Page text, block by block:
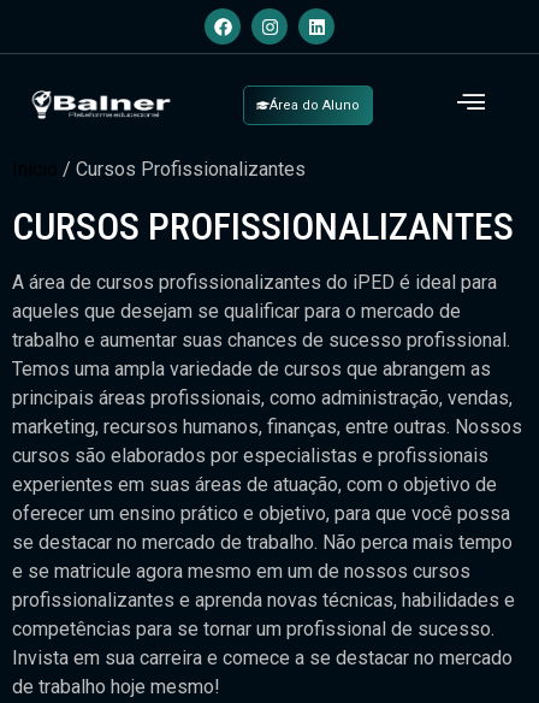
Área do Aluno
/ Cursos Profissionalizantes
CURSOS PROFISSIONALIZANTES
A área de cursos profissionalizantes do iPED é ideal para
aqueles que desejam se qualificar para o mercado de
trabalho e aumentar suas chances de sucesso profissional.
Temos uma ampla variedade de cursos que abrangem as
principais áreas profissionais, como administração, vendas,
marketing, recursos humanos, finanças, entre outras. Nossos
cursos são elaborados por especialistas e profissionais
experientes em suas áreas de atuação, com o objetivo de
oferecer um ensino prático e objetivo, para que você possa
se destacar no mercado de trabalho. Não perca mais tempo
e se matricule agora mesmo em um de nossos cursos
profissionalizantes e aprenda novas técnicas, habilidades e
competências para se tornar um profissional de sucesso.
Invista em sua carreira e comece a se destacar no mercado
de trabalho hoje mesmo!